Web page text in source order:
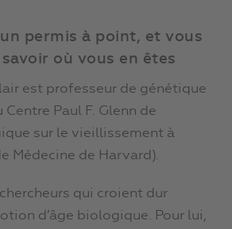
permis à point, et vous
où vous en êtes
est professeur de génétique
Paul F. Glenn de
sur le vieillissement à
Médecine de Harvard).
qui croient dur
d’âge biologique. Pour lui,